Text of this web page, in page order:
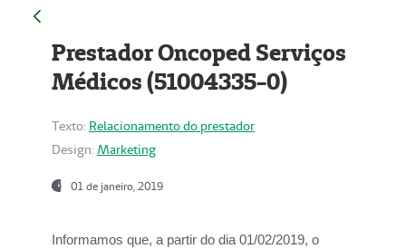
Prestador Oncoped Serviços
Médicos (51004335-0)
Texto: Relacionamento do prestador
Design: Marketing
01 de janeiro, 2019
Informamos que, a partir do dia 01/02/2019, o